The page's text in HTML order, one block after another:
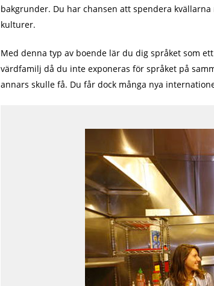
bakgrunder. Du har chansen att spendera
kulturer.
Med denna typ av boende lär du dig språket som
värdfamilj då du inte exponeras för språket på
annars skulle få. Du får dock många nya